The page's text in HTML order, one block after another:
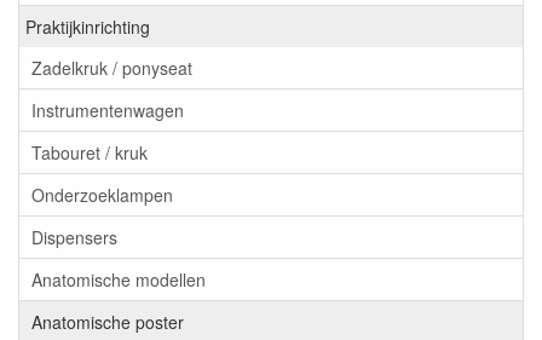
Praktijkinrichting
Zadelkruk / ponyseat
Instrumentenwagen
Tabouret / kruk
Onderzoeklampen
Dispensers
Anatomische modellen
Anatomische poster